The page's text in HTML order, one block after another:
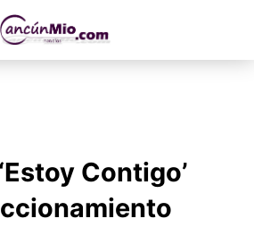
Contigo’